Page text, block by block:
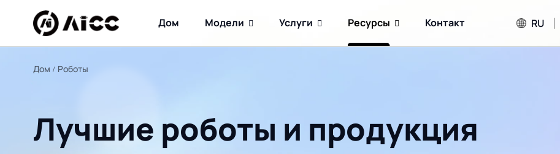
Дом Модели Услуги Ресурсы Контакт RU
Дом Роботы
Лучшие роботы и продукция